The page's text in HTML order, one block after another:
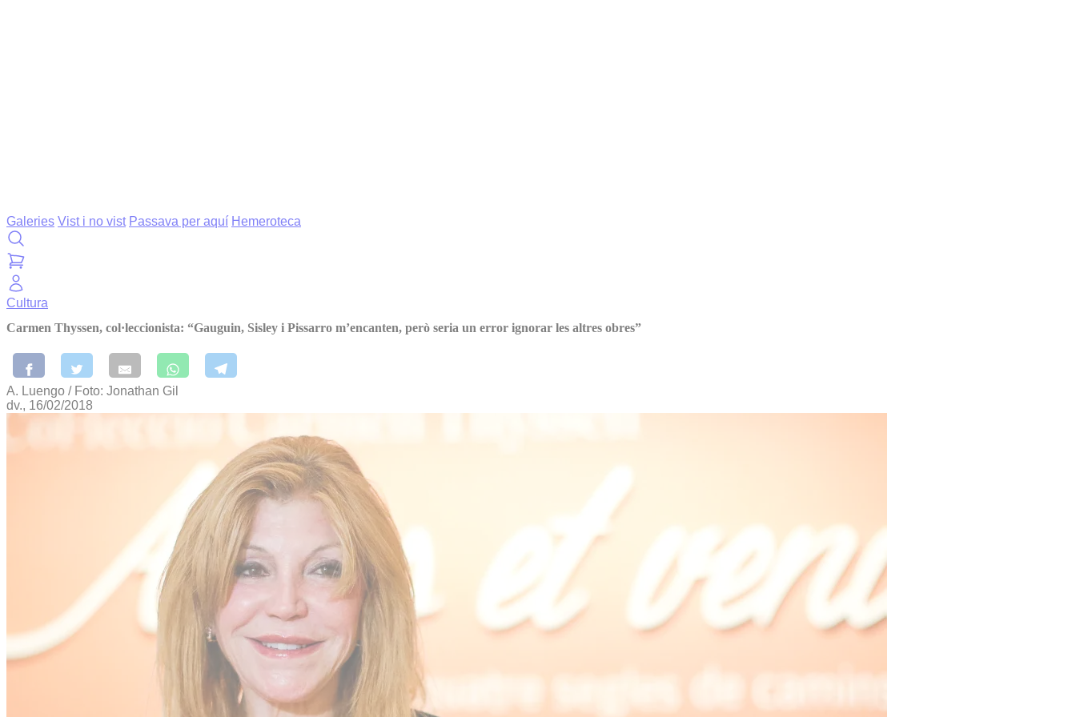
Galeries Vist i no vist Passava per aquí Hemeroteca
Cultura
Carmen Thyssen, col·leccionista: “Gauguin, Sisley i Pissarro m’encanten, però seria un error ignorar les altres obres”
A. Luengo / Foto: Jonathan Gil
dv., 16/02/2018